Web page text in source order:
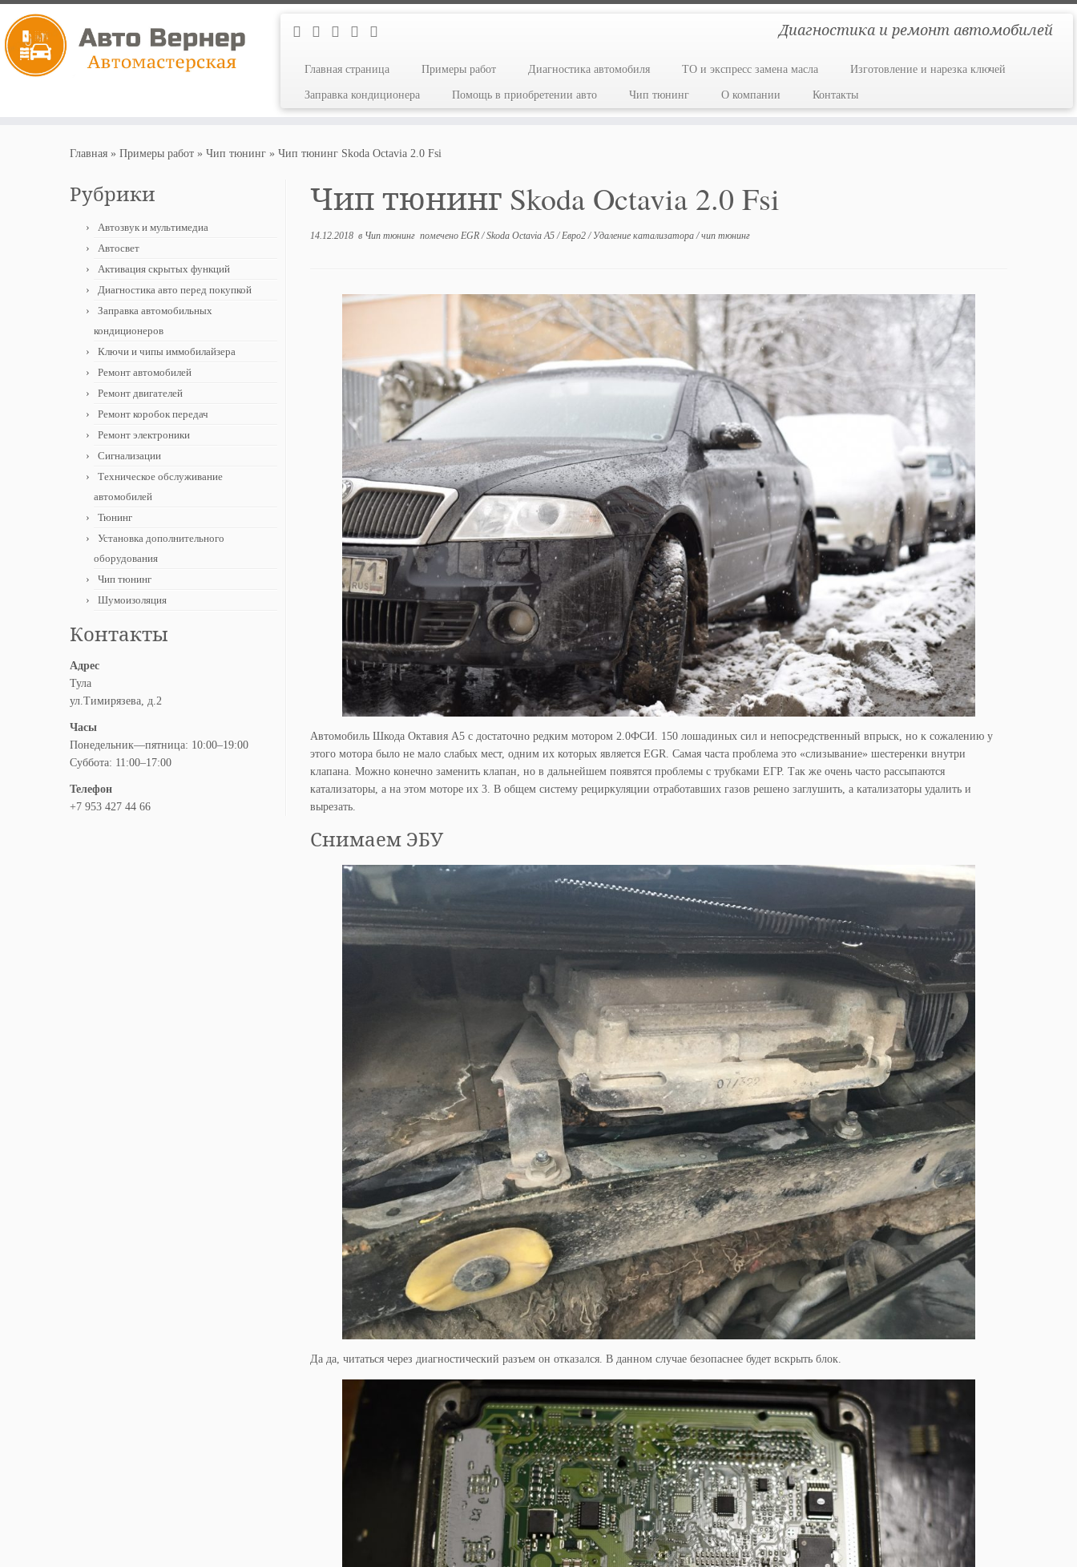
Диагностика и ремонт автомобилей
Главная страница Примеры работ Диагностика автомобиля ТО и экспресс замена масла Изготовление и нарезка ключей
Заправка кондиционера Помощь в приобретении авто Чип тюнинг О компании Контакты
Главная » Примеры работ » Чип тюнинг » Чип тюнинг Skoda Octavia 2.0 Fsi
Рубрики
Автозвук и мультимедиа
Автосвет
Активация скрытых функций
Диагностика авто перед покупкой
Заправка автомобильных
кондиционеров
Ключи и чипы иммобилайзера
Ремонт автомобилей
Ремонт двигателей
Ремонт коробок передач
Ремонт электроники
Сигнализации
Техническое обслуживание
автомобилей
Тюнинг
Установка дополнительного
оборудования
Чип тюнинг
Шумоизоляция
Контакты
Адрес
Тула
ул.Тимирязева, д.2
Часы
Понедельник—пятница: 10:00–19:00
Суббота: 11:00–17:00
Телефон
+7 953 427 44 66
Чип тюнинг Skoda Octavia 2.0 Fsi
14.12.2018 в Чип тюнинг помечено EGR/Skoda Octavia A5/Евро2/ Удаление катализатора/чип тюнинг
Автомобиль Шкода Октавия А5 с достаточно редким мотором 2.0ФСИ. 150 лошадиных сил и непосредственный впрыск, но к сожалению у
этого мотора было не мало слабых мест, одним их которых является EGR. Самая часта проблема это «слизывание» шестеренки внутри
клапана. Можно конечно заменить клапан, но в дальнейшем появятся проблемы с трубками ЕГР. Так же очень часто рассыпаются
катализаторы, а на этом моторе их 3. В общем систему рециркуляции отработавших газов решено заглушить, а катализаторы удалить и
вырезать.
Снимаем ЭБУ
Да да, читаться через диагностический разъем он отказался. В данном случае безопаснее будет вскрыть блок.